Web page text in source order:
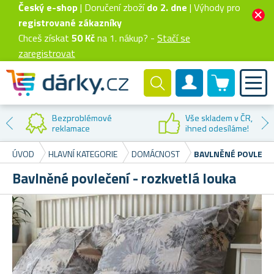
Český e-shop| Doručení zbožído 2. dne | Výhody pro
registrované zákazníky
Chceš získat 50 Kčna 1. nákup? - Stačí se
zaregistrovat
Zákaznický účet
0 produktů
Bezproblémové
reklamace
Vše skladem v ČR,
ihned odesíláme!
ÚVOD
HLAVNÍ KATEGORIE DOMÁCNOST BAVLNĚNÉ
Bavlněné povlečení - rozkvetlá louka